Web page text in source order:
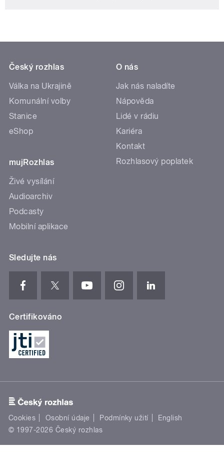
Český rozhlas
Válka na Ukrajině
Komunální volby
Stanice
eShop
mujRozhlas
Živé vysílání
Audioarchiv
Podcasty
Mobilní aplikace
O nás
Jak nás naladíte
Nápověda
Lidé v rádiu
Kariéra
Kontakt
Rozhlasový poplatek
Sledujte nás
Certifikováno
Cookies Osobní údaje Podmínky užití
English
© 1997-2026 Český rozhlas